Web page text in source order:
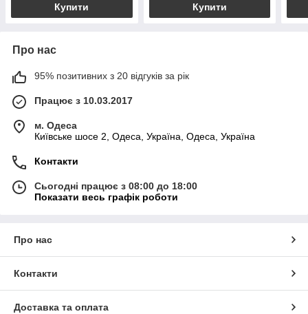
Купити Купити
Про нас
95% позитивних з 20 відгуків за рік
Працює з 10.03.2017
м. Одеса
Київське шосе 2, Одеса, Україна, Одеса, Україна
Контакти
Сьогодні працює з 08:00 до 18:00
Показати весь графік роботи
Про нас
Контакти
Доставка та оплата